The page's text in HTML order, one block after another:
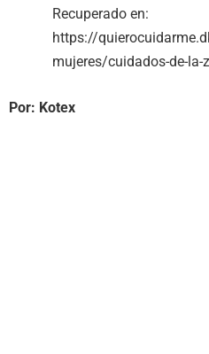
Recuperado en:
https://
mujeres/cuidados-de-la-
Por: Kotex